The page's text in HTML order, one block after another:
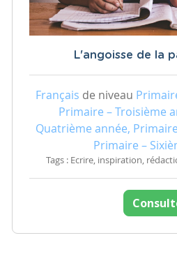
L'angoisse de la
Français de niveau
Primaire – Troisième
Quatrième année,
Primaire –
Tags : Ecrire, inspiration,